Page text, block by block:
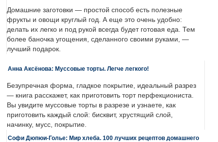
Домашние заготовки — простой способ есть полезные
фрукты и овощи круглый год. А еще это очень удобно:
делать их легко и под рукой всегда будет готовая еда. Тем
более баночка угощения, сделанного своими руками, —
лучший подарок.
Анна Аксёнова: Муссовые торты. Легче легкого!
Безупречная форма, гладкое покрытие, идеальный разрез
— книга расскажет, как приготовить торт перфекциониста.
Вы увидите муссовые торты в разрезе и узнаете, как
приготовить каждый слой: бисквит, хрустящий слой,
начинку, мусс, покрытие.
Софи Дюпюи-Голье: Мир хлеба. 100 лучших рецептов домашнего